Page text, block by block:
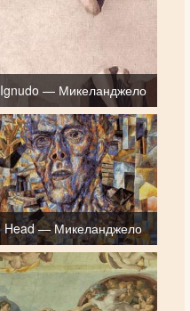
Ignudo — Микеланджело
Head — Микеланджело